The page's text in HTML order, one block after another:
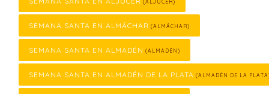
(ALJUCER)
SEMANA SANTA EN ALMÁCHAR (ALMÁCHAR)
SEMANA SANTA EN ALMADÉN (ALMADÉN)
SEMANA SANTA EN ALMADÉN DE LA PLATA (ALMADÉN DE LA